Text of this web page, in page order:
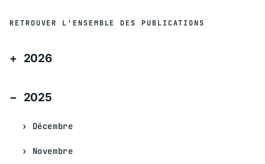
RETROUVER L'ENSEMBLE DES PUBLICATIONS
2026
2025
Décembre
Novembre